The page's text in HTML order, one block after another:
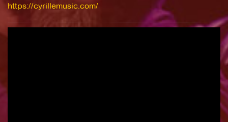
https://cyrillemusic.com/